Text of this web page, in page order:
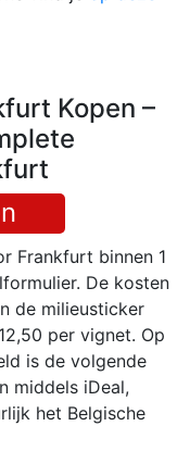
Kopen –
Frankfurt binnen 1
De kosten
de milieusticker
per vignet. Op
is de volgende
middels iDeal,
het Belgische